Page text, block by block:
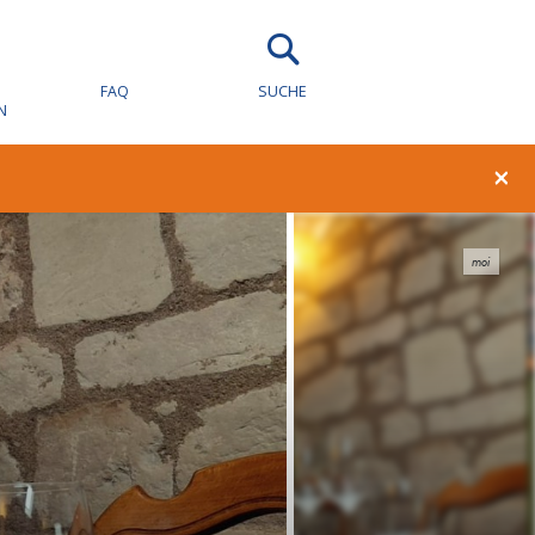
FAQ SUCHE
×
moi